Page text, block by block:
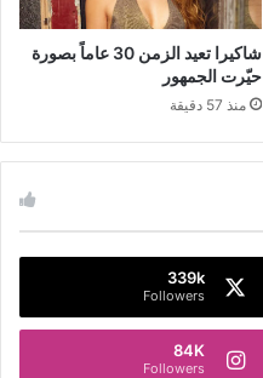
شاكيرا تعيد الزمن 30 عاماً بصورة
حيّرت الجمهور
منذ 57 دقيقة
339k
Followers
84K
Followers